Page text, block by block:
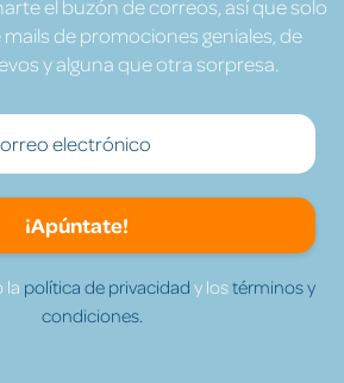
el buzón de correos, así que solo
de promociones geniales, de
y alguna que otra sorpresa.
¡Apúntate!
la política de privacidad y lostérminos y
condiciones.